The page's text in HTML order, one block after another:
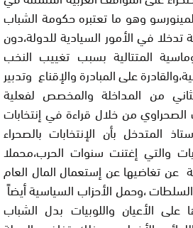
وهو ما تعتبره حكومة الشباب
تدخلا في الأمور السيادية للدولة،دون
المتتالية بسبب تغييب النخب
علىالمبادرة والإقناع وتدبير
من المداخلةوالمخصص لفعلية
الصحراوي من خلال قراءة في إنتخابات
والتي إغتنت سنوات الحرب،محملا
عن تغاضيها عن إستعمال المال العام
السلطات ،وحمل الأحزاب السياسية أيضاً
علىالأعيان واللوبيات بدل الشباب